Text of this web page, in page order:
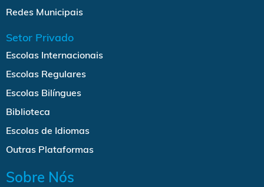
Redes Municipais
Setor Privado
Escolas Internacionais
Escolas Regulares
Escolas Bilíngues
Biblioteca
Escolas de Idiomas
Outras Plataformas
Sobre Nós